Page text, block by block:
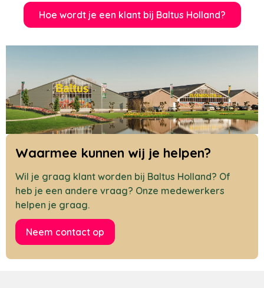
Hoe wordt je een klant bij Baltus Holland?
Waarmee kunnen wij je helpen?
Wil je graag klant worden bij Baltus Holland? Of
heb je een andere vraag? Onze medewerkers
helpen je graag.
Neem contact op